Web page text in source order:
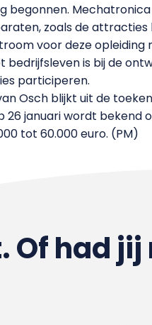
begonnen.
zoals de attracties
voor deze
is bij de
participeren.
Osch blijkt uit de
26 januari wordt
tot 60.000 euro. (PM)
Of had